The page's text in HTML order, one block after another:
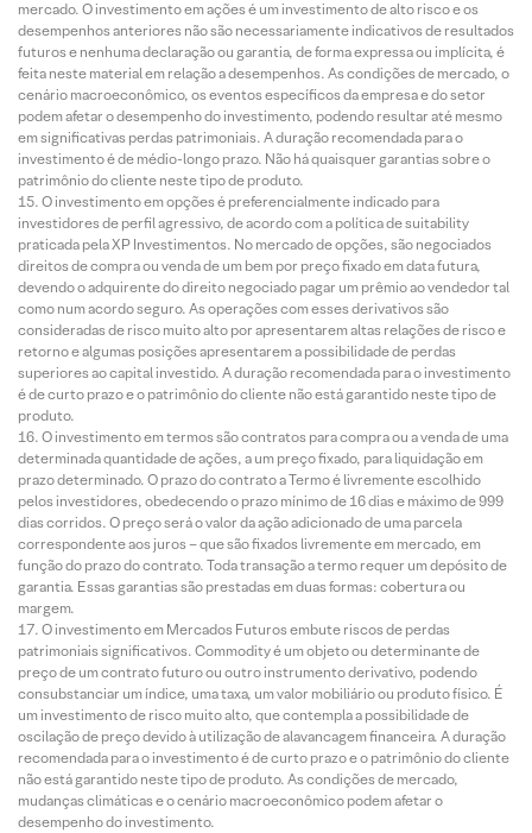
mercado. O investimento em ações é um investimento de alto risco e os
desempenhos anteriores não são necessariamente indicativos de resultados
futuros e nenhuma declaração ou garantia, de forma expressa ou implícita, é
feita neste material em relação a desempenhos. As condições de mercado, o
cenário macroeconômico, os eventos específicos da empresa e do setor
podem afetar o desempenho do investimento, podendo resultar até mesmo
em significativas perdas patrimoniais. A duração recomendada para o
investimento é de médio-longo prazo. Não há quaisquer garantias sobre o
patrimônio do cliente neste tipo de produto.
O investimento em opções é preferencialmente indicado para
investidores de perfil agressivo, de acordo com a política de suitability
praticada pela XP Investimentos. No mercado de opções, são negociados
direitos de compra ou venda de um bem por preço fixado em data futura,
devendo o adquirente do direito negociado pagar um prêmio ao vendedor tal
como num acordo seguro. As operações com esses derivativos são
consideradas de risco muito alto por apresentarem altas relações de risco e
retorno e algumas posições apresentarem a possibilidade de perdas
superiores ao capital investido. A duração recomendada para o investimento
é de curto prazo e o patrimônio do cliente não está garantido neste tipo de
produto.
O investimento em termos são contratos para compra ou a venda de uma
determinada quantidade de ações, a um preço fixado, para liquidação em
prazo determinado. O prazo do contrato a Termo é livremente escolhido
pelos investidores, obedecendo o prazo mínimo de 16 dias e máximo de 999
dias corridos. O preço será o valor da ação adicionado de uma parcela
correspondente aos juros – que são fixados livremente em mercado, em
função do prazo do contrato. Toda transação a termo requer um depósito de
garantia. Essas garantias são prestadas em duas formas: cobertura ou
margem.
O investimento em Mercados Futuros embute riscos de perdas
patrimoniais significativos. Commodity é um objeto ou determinante de
preço de um contrato futuro ou outro instrumento derivativo, podendo
consubstanciar um índice, uma taxa, um valor mobiliário ou produto físico. É
um investimento de risco muito alto, que contempla a possibilidade de
oscilação de preço devido à utilização de alavancagem financeira. A duração
recomendada para o investimento é de curto prazo e o patrimônio do cliente
não está garantido neste tipo de produto. As condições de mercado,
mudanças climáticas e o cenário macroeconômico podem afetar o
desempenho do investimento.